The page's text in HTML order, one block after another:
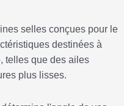
selles conçues pour le
destinées à
telles que des ailes
plus lisses.